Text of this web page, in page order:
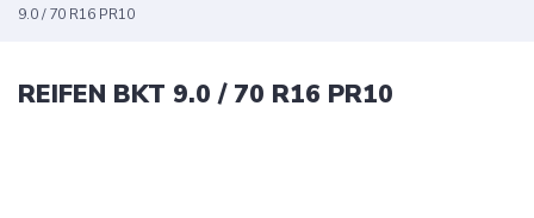
9.0 / 70 R16 PR10
REIFEN BKT 9.0 / 70 R16 PR10